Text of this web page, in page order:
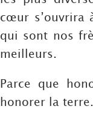
cœur s’ouvrira
qui sont nos
meilleurs.
Parce que
honorer la terre.